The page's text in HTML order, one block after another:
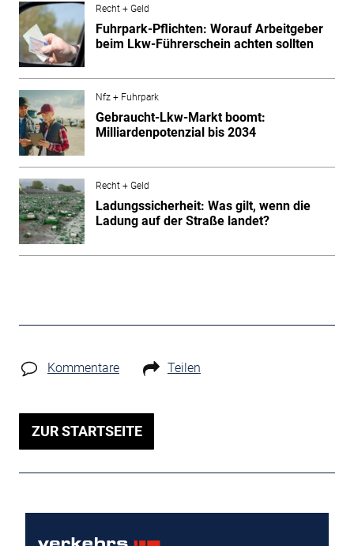
Recht + Geld
Fuhrpark-Pflichten: Worauf Arbeitgeber
beim Lkw-Führerschein achten sollten
Nfz + Fuhrpark
Gebraucht-Lkw-Markt boomt:
Milliardenpotenzial bis 2034
Recht + Geld
Ladungssicherheit: Was gilt, wenn die
Ladung auf der Straße landet?
Kommentare Teilen
ZUR STARTSEITE